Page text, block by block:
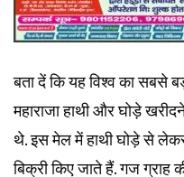
बता दें कि यह विश्व का सबसे
महाराजा हाथी और घोड़े
थे. इस मेल में हाथी घोड़े से
बिक्री किए जाते हैं. गज ग्राह